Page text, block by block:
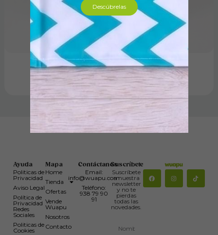
Colchoneta Refrescante Gel
9,35€ - 24,60€
Seleccionar opciones
Ayuda
Politicas de
Privacidad
Aviso Legal
Política de
Privacidad
Redes
Sociales
Politicas de
Cookies
Mapa
Home
Tienda
Ofertas
Vende
Wuapu
Nosotros
Contacto
Contáctanos
Email:
info@wuapu.com
Teléfono:
938 79 90
91
Suscríbete
Suscríbete
a nuestra
newsletter
y no te
pierdas
todas las
novedades.
Descúbrelas